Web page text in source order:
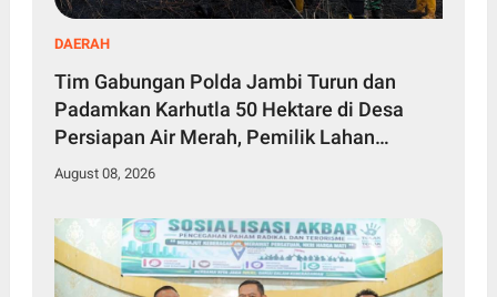
DAERAH
Tim Gabungan Polda Jambi Turun dan
Padamkan Karhutla 50 Hektare di Desa
Persiapan Air Merah, Pemilik Lahan
Diselidiki
August 08, 2026